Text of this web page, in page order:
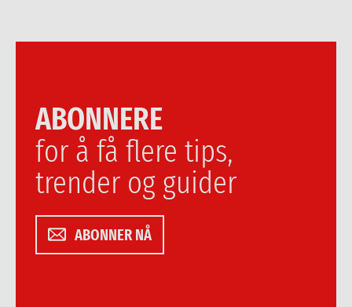
ABONNERE
for å få flere tips,
trender og guider
ABONNER NÅ